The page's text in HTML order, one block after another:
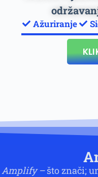
Ažuriranje
Amplify –što znači;